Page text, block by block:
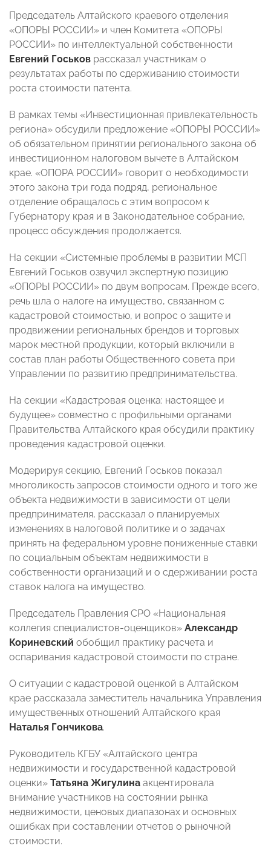
Председатель Алтайского краевого отделения
«ОПОРЫ РОССИИ» и член Комитета «ОПОРЫ
РОССИИ» по интеллектуальной собственности
Евгений Госьков рассказал участникам о
результатах работы по сдерживанию стоимости
роста стоимости патента.
В рамках темы «Инвестиционная привлекательность
региона» обсудили предложение «ОПОРЫ РОССИИ»
об обязательном принятии регионального закона об
инвестиционном налоговом вычете в Алтайском
крае. «ОПОРА РОССИИ» говорит о необходимости
этого закона три года подряд, региональное
отделение обращалось с этим вопросом к
Губернатору края и в Законодательное собрание,
процесс обсуждения продолжается.
На секции «Системные проблемы в развитии МСП
Евгений Госьков озвучил экспертную позицию
«ОПОРЫ РОССИИ» по двум вопросам. Прежде всего,
речь шла о налоге на имущество, связанном с
кадастровой стоимостью, и вопрос о защите и
продвижении региональных брендов и торговых
марок местной продукции, который включили в
состав план работы Общественного совета при
Управлении по развитию предпринимательства.
На секции «Кадастровая оценка: настоящее и
будущее» совместно с профильными органами
Правительства Алтайского края обсудили практику
проведения кадастровой оценки.
Модерируя секцию, Евгений Госьков показал
многоликость запросов стоимости одного и того же
объекта недвижимости в зависимости от цели
предпринимателя, рассказал о планируемых
изменениях в налоговой политике и о задачах
принять на федеральном уровне пониженные ставки
по социальным объектам недвижимости в
собственности организаций и о сдерживании роста
ставок налога на имущество.
Председатель Правления СРО «Национальная
коллегия специалистов-оценщиков» Александр
Кориневский обобщил практику расчета и
оспаривания кадастровой стоимости по стране.
О ситуации с кадастровой оценкой в Алтайском
крае рассказала заместитель начальника Управления
имущественных отношений Алтайского края
Наталья Гончикова.
Руководитель КГБУ «Алтайского центра
недвижимости и государственной кадастровой
оценки» Татьяна Жигулина акцентировала
внимание участников на состоянии рынка
недвижимости, ценовых диапазонах и основных
ошибках при составлении отчетов о рыночной
стоимости.